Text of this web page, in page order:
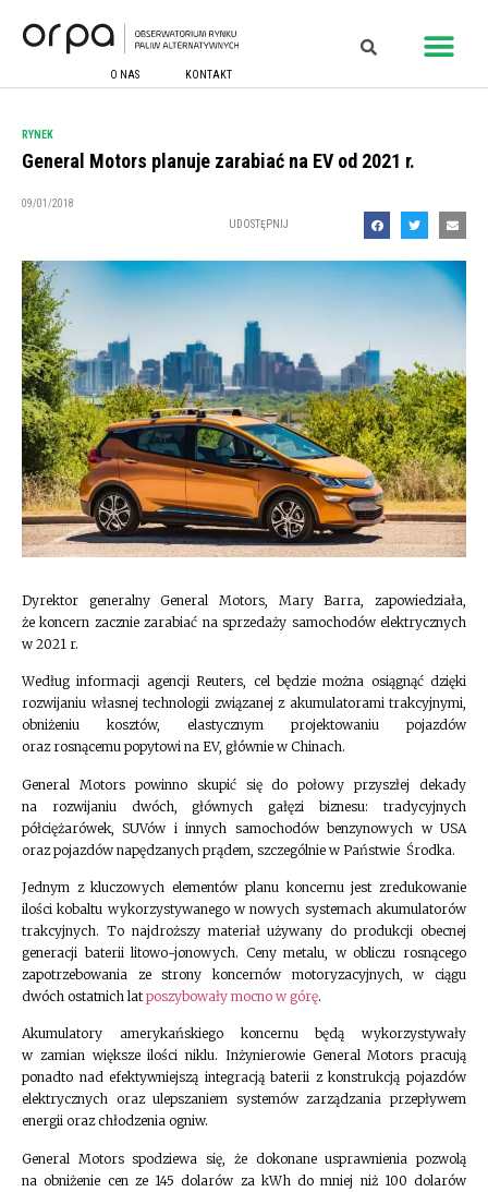
O NAS KONTAKT
RYNEK
General Motors planuje zarabiać na EV od 2021 r.
09/01/2018
UDOSTĘPNIJ
Dyrektor generalny General Motors, Mary Barra, zapowiedziała,
że koncern zacznie zarabiać na sprzedaży samochodów elektrycznych
w 2021 r.
Według informacji agencji Reuters, cel będzie można osiągnąć dzięki
rozwijaniu własnej technologii związanej z akumulatorami trakcyjnymi,
obniżeniu kosztów, elastycznym projektowaniu pojazdów
oraz rosnącemu popytowi na EV, głównie w Chinach.
General Motors powinno skupić się do połowy przyszłej dekady
na rozwijaniu dwóch, głównych gałęzi biznesu: tradycyjnych
półciężarówek, SUVów i innych samochodów benzynowych w USA
oraz pojazdów napędzanych prądem, szczególnie w Państwie Środka.
Jednym z kluczowych elementów planu koncernu jest zredukowanie
ilości kobaltu wykorzystywanego w nowych systemach akumulatorów
trakcyjnych. To najdroższy materiał używany do produkcji obecnej
generacji baterii litowo-jonowych. Ceny metalu, w obliczu rosnącego
zapotrzebowania ze strony koncernów motoryzacyjnych, w ciągu
dwóch ostatnich lat poszybowały mocno w górę.
Akumulatory amerykańskiego koncernu będą wykorzystywały
w zamian większe ilości niklu. Inżynierowie General Motors pracują
ponadto nad efektywniejszą integracją baterii z konstrukcją pojazdów
elektrycznych oraz ulepszaniem systemów zarządzania przepływem
energii oraz chłodzenia ogniw.
General Motors spodziewa się, że dokonane usprawnienia pozwolą
na obniżenie cen ze 145 dolarów za kWh do mniej niż 100 dolarów